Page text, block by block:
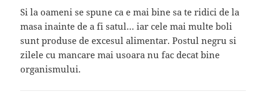
Si la oameni se spune ca e mai bine sa te ridici de la
masa inainte de a fi satul… iar cele mai multe boli
sunt produse de excesul alimentar. Postul negru si
zilele cu mancare mai usoara nu fac decat bine
organismului.